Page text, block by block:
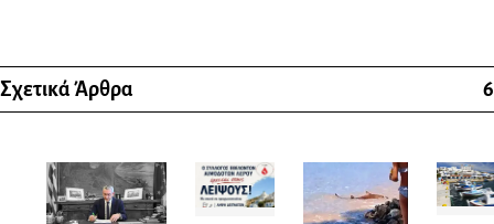
Σχετικά Άρθρα 6